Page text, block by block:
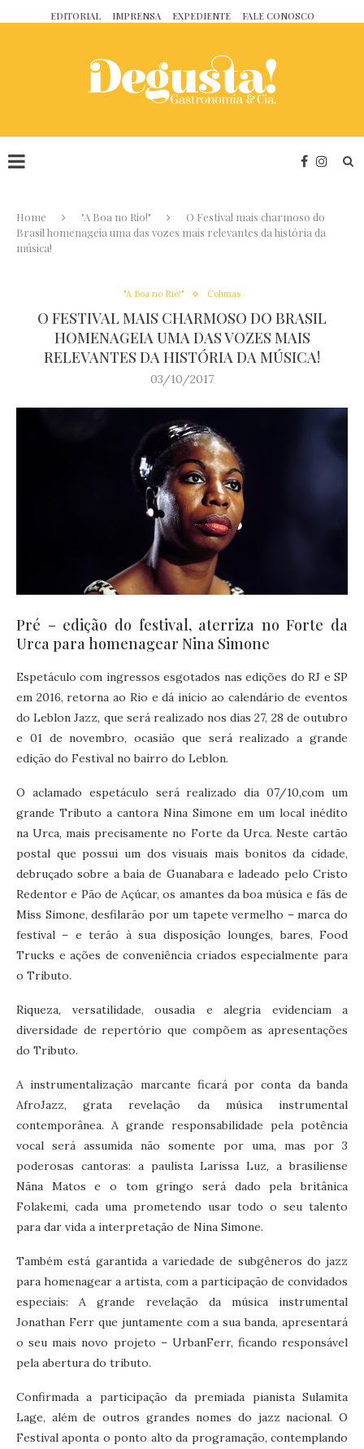
EDITORIAL IMPRENSA EXPEDIENTE FALE CONOSCO
Home "A Boa no Rio!"
O Festival mais charmoso do
Brasil homenageia uma das vozes mais relevantes da história da
música!
"A Boa no Rio!" Colunas
O FESTIVAL MAIS CHARMOSO DO BRASIL
HOMENAGEIA UMA DAS VOZES MAIS
RELEVANTES DA HISTÓRIA DA MÚSICA!
03/10/2017
Pré – edição do festival, aterriza no Forte da
Urca para homenagear Nina Simone
Espetáculo com ingressos esgotados nas edições do RJ e SP
em 2016, retorna ao Rio e dá início ao calendário de eventos
do Leblon Jazz, que será realizado nos dias 27, 28 de outubro
e 01 de novembro, ocasião que será realizado a grande
edição do Festival no bairro do Leblon.
O aclamado espetáculo será realizado dia 07/10,com um
grande Tributo a cantora Nina Simone em um local inédito
na Urca, mais precisamente no Forte da Urca. Neste cartão
postal que possui um dos visuais mais bonitos da cidade,
debruçado sobre a baía de Guanabara e ladeado pelo Cristo
Redentor e Pão de Açúcar, os amantes da boa música e fãs de
Miss Simone, desfilarão por um tapete vermelho – marca do
festival – e terão à sua disposição lounges, bares, Food
Trucks e ações de conveniência criados especialmente para
o Tributo.
Riqueza, versatilidade, ousadia e alegria evidenciam a
diversidade de repertório que compõem as apresentações
do Tributo.
A instrumentalização marcante ficará por conta da banda
AfroJazz, grata revelação da música instrumental
contemporânea. A grande responsabilidade pela potência
vocal será assumida não somente por uma, mas por 3
poderosas cantoras: a paulista Larissa Luz, a brasiliense
Nãna Matos e o tom gringo será dado pela britânica
Folakemi, cada uma prometendo usar todo o seu talento
para dar vida a interpretação de Nina Simone.
Também está garantida a variedade de subgêneros do jazz
para homenagear a artista, com a participação de convidados
especiais: A grande revelação da música instrumental
Jonathan Ferr que juntamente com a sua banda, apresentará
o seu mais novo projeto – UrbanFerr, ficando responsável
pela abertura do tributo.
Confirmada a participação da premiada pianista Sulamita
Lage, além de outros grandes nomes do jazz nacional. O
Festival aponta o ponto alto da programação, contemplando